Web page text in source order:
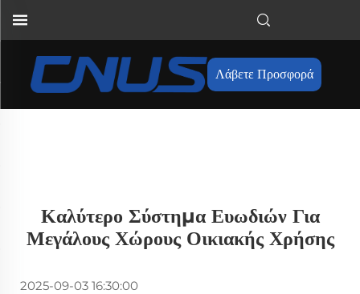
Λάβετε Προσφορά
Καλύτερο Σύστημα Ευωδιών Για
Μεγάλους Χώρους Οικιακής Χρήσης
2025-09-03 16:30:00